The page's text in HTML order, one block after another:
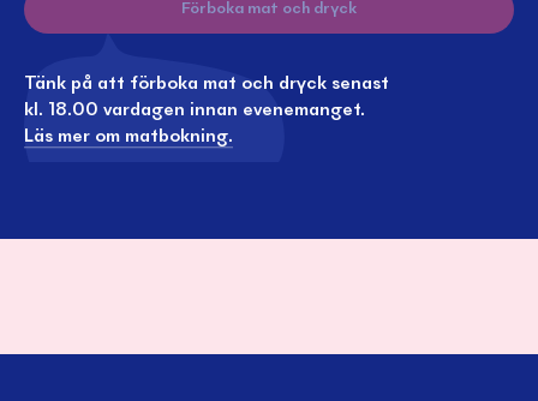
Förboka mat och dryck
Tänk på att förboka mat och dryck senast
kl. 18.00 vardagen innan evenemanget.
Läs mer om matbokning.